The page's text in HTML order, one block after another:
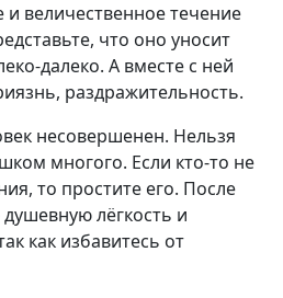
величественное течение
что оно уносит
далеко. А вместе с ней
раздражительность.
несовершенен. Нельзя
многого. Если кто-то не
то простите его. После
лёгкость и
как избавитесь от